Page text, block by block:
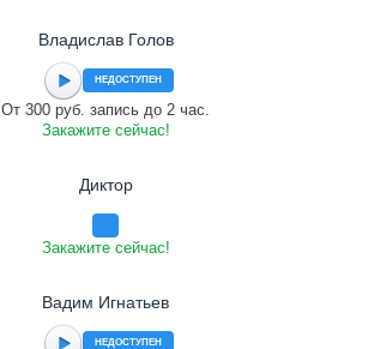
Владислав Голов
НЕДОСТУПЕН
От 300 руб. запись до 2 час.
Закажите сейчас!
Диктор
Закажите сейчас!
Вадим Игнатьев
НЕДОСТУПЕН